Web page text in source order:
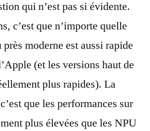
qui n’est pas si évidente.
c’est que n’importe quelle
près moderne est aussi rapide
(et les versions haut de
plus rapides). La
que les performances sur
plus élevées que les NPU